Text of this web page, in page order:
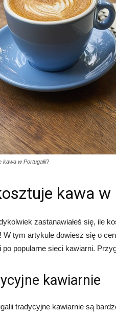
kawa w Portugalii?
kawa
zastanawiałeś się, ile
W tym artykule dowiesz się o
po popularne sieci kawiarni.
kawiarnie
tradycyjne kawiarnie są